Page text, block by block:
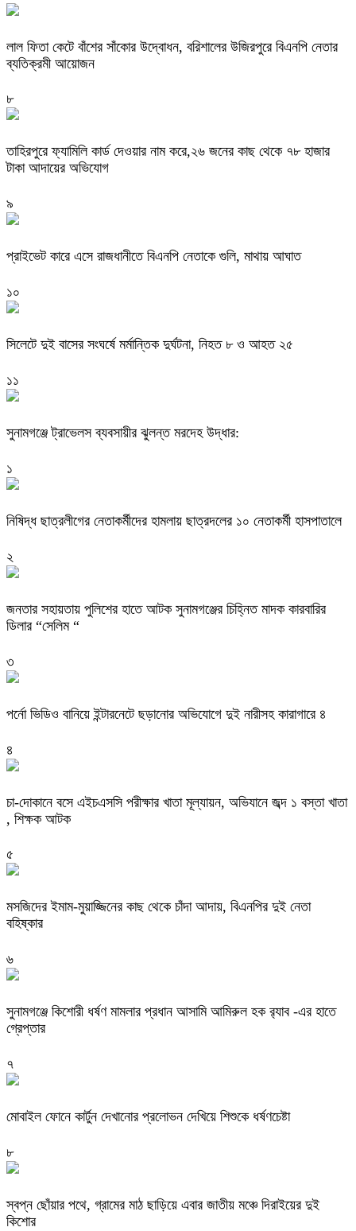
‎লাল ফিতা কেটে বাঁশের সাঁকোর উদ্বোধন, বরিশালের উজিরপুরে বিএনপি নেতার
ব্যতিক্রমী আয়োজন
৮
তাহিরপুরে ফ্যামিলি কার্ড দেওয়ার নাম করে,২৬ জনের কাছ থেকে ৭৮ হাজার
টাকা আদায়ের অভিযোগ
৯
প্রাইভেট কারে এসে রাজধানীতে বিএনপি নেতাকে গুলি, মাথায় আঘাত
১০
সিলেটে দুই বাসের সংঘর্ষে মর্মান্তিক দুর্ঘটনা, নিহত ৮ ও আহত ২৫
১১
সুনামগঞ্জে ট্রাভেলস ব্যবসায়ীর ঝুলন্ত মরদেহ উদ্ধার:
১
নিষিদ্ধ ছাত্রলীগের নেতাকর্মীদের হামলায় ছাত্রদলের ১০ নেতাকর্মী হাসপাতালে
২
জনতার সহায়তায় পুলিশের হাতে আটক সুনামগঞ্জের চিহ্নিত মাদক কারবারির
ডিলার “সেলিম “
৩
পর্নো ভিডিও বানিয়ে ইন্টারনেটে ছড়ানোর অভিযোগে দুই নারীসহ কারাগারে ৪
৪
চা-দোকানে বসে এইচএসসি পরীক্ষার খাতা মূল্যায়ন, অভিযানে জব্দ ১ বস্তা খাতা
, শিক্ষক আটক
৫
মসজিদের ইমাম-মুয়াজ্জিনের কাছ থেকে চাঁদা আদায়, বিএনপির দুই নেতা
বহিষ্কার
৬
‎সুনামগঞ্জে কিশোরী ধর্ষণ মামলার প্রধান আসামি আমিরুল হক র‌্যাব -এর হাতে
গ্রেপ্তার
৭
মোবাইল ফোনে কার্টুন দেখানোর প্রলোভন দেখিয়ে শিশুকে ধর্ষণচেষ্টা
৮
স্বপ্ন ছোঁয়ার পথে, গ্রামের মাঠ ছাড়িয়ে এবার জাতীয় মঞ্চে দিরাইয়ের দুই
কিশোর